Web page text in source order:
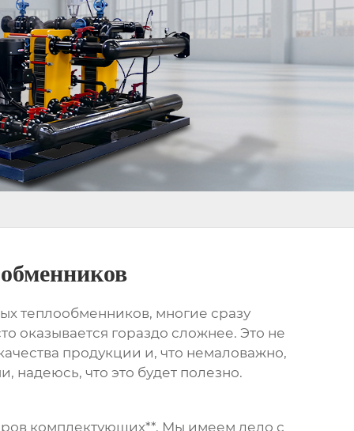
теплообменников, многие сразу
оказывается гораздо сложнее. Это не
продукции и, что немаловажно,
что это будет полезно.
комплектующих**. Мы имеем дело с